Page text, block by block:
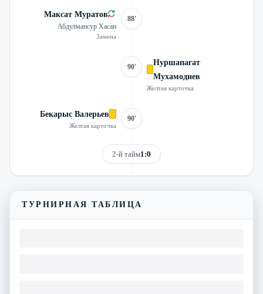
Максат Муратов
Абдулмансур Хасан
Замена
88'
90'
Нуршапагат
Мухамодиев
Желтая карточка
Бекарыс Валерьев
Желтая карточка
90'
2-й тайм1:0
ТУРНИРНАЯ ТАБЛИЦА